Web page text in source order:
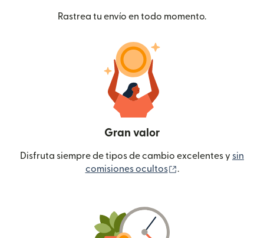
Rastrea tu envío en todo momento.
Gran valor
Disfruta siempre de tipos de cambio excelentes y sin
comisiones ocultos
.